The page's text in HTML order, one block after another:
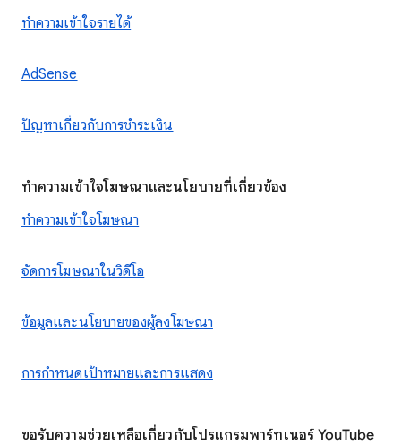
ทำความเข้าใจรายได้
AdSense
ปัญหาเกี่ยวกับการชำระเงิน
ทำความเข้าใจโฆษณาและนโยบายที่เกี่ยวข้อง
ทำความเข้าใจโฆษณา
จัดการโฆษณาในวิดีโอ
ข้อมูลและนโยบายของผู้ลงโฆษณา
การกำหนดเป้าหมายและการแสดง
ขอรับความช่วยเหลือเกี่ยวกับโปรแกรมพาร์ทเนอร์ YouTube